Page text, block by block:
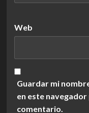
Web
Guardar mi
en este navegador
comentario.